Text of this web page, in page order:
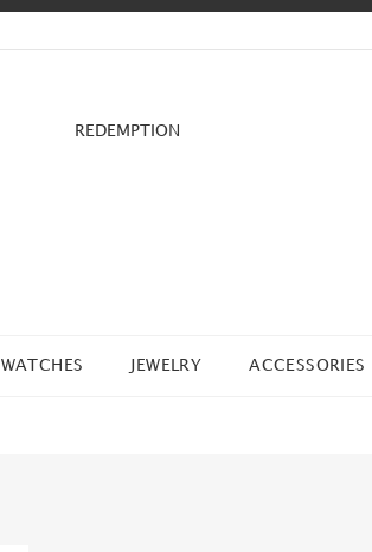
REDEMPTION
WATCHES JEWELRY ACCESSORIES